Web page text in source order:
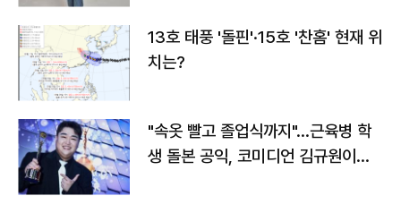
13호 태풍 '돌핀'·15호 '찬홈' 현재 위
치는?
"속옷 빨고 졸업식까지"…근육병 학
생 돌본 공익, 코미디언 김규원이었